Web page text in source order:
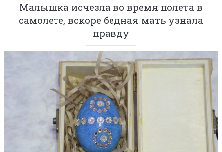
Малышка исчезла во время полета в
самолете, вскоре бедная мать узнала
правду